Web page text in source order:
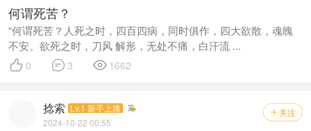
何谓死苦？
“何谓死苦？人死之时，四百四病，同时俱作，四大欲散，魂魄
不安。欲死之时，刀风 解形，无处不痛，白汗流 ...
 0  3  1662
 关注
捻索 Lv.1 新手上路
2024-10-22 00:55